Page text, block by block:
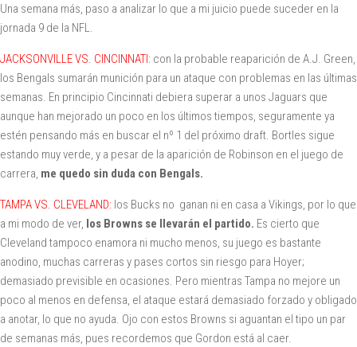
Una semana más, paso a analizar lo que a mi juicio puede suceder en la
jornada 9 de la NFL.
JACKSONVILLE VS. CINCINNATI: con la probable reaparición de A.J. Green,
los Bengals sumarán munición para un ataque con problemas en las últimas
semanas. En principio Cincinnati debiera superar a unos Jaguars que
aunque han mejorado un poco en los últimos tiempos, seguramente ya
estén pensando más en buscar el nº 1 del próximo draft. Bortles sigue
estando muy verde, y a pesar de la aparición de Robinson en el juego de
carrera, me quedo sin duda con Bengals.
TAMPA VS. CLEVELAND: los Bucks no ganan ni en casa a Vikings, por lo que
a mi modo de ver, los Browns se llevarán el partido. Es cierto que
Cleveland tampoco enamora ni mucho menos, su juego es bastante
anodino, muchas carreras y pases cortos sin riesgo para Hoyer;
demasiado previsible en ocasiones. Pero mientras Tampa no mejore un
poco al menos en defensa, el ataque estará demasiado forzado y obligado
a anotar, lo que no ayuda. Ojo con estos Browns si aguantan el tipo un par
de semanas más, pues recordemos que Gordon está al caer.